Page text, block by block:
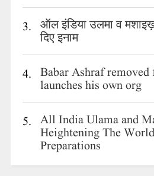
3. ऑल इंडिया उलमा व मशाइख़
दिए इनाम
4. Babar Ashraf
launches his own org
5. All India Ulama and
Heightening The
Preparations